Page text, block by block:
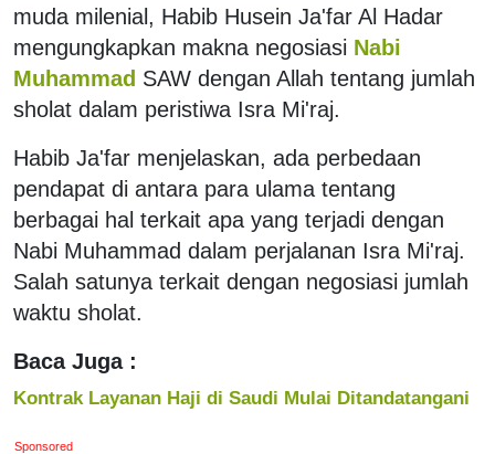
muda milenial, Habib Husein Ja'far Al Hadar
mengungkapkan makna negosiasi Nabi
Muhammad SAW dengan Allah tentang jumlah
sholat dalam peristiwa Isra Mi'raj.
Habib Ja'far menjelaskan, ada perbedaan
pendapat di antara para ulama tentang
berbagai hal terkait apa yang terjadi dengan
Nabi Muhammad dalam perjalanan Isra Mi'raj.
Salah satunya terkait dengan negosiasi jumlah
waktu sholat.
Baca Juga :
Kontrak Layanan Haji di Saudi Mulai Ditandatangani
Sponsored